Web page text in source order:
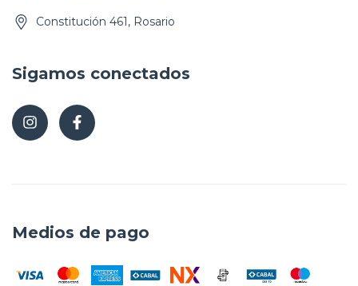
Constitución 461, Rosario
Sigamos conectados
Medios de pago